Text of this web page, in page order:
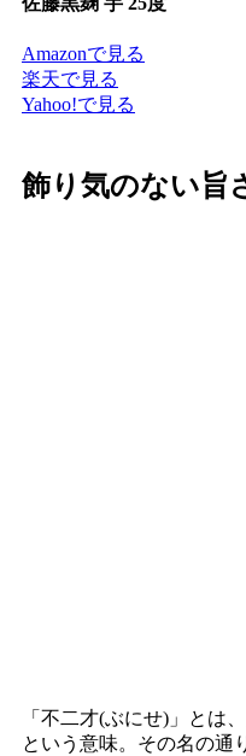
Amazonで見る
楽天で見る
Yahoo!で見る
飾り気のない旨
「不二才(ぶにせ)」とは
という意味。その名の通